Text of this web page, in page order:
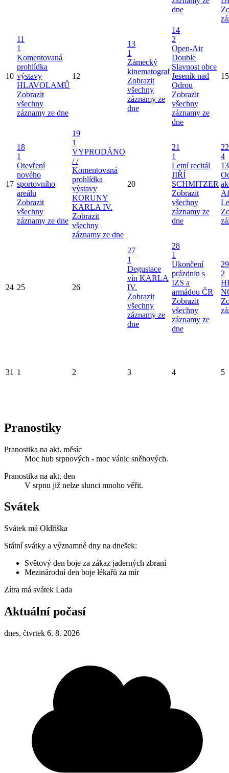
dne
10
11
1
Komentovaná
prohlídka
výstavy
HLAVOLAMŮ
Zobrazit
všechny
záznamy ze dne
12
13
1
Zámecký
kinematograf
Zobrazit
všechny
záznamy ze
dne
14
2
Open-Air
Double
Slavnost obce
Jeseník nad
Odrou
Zobrazit
všechny
záznamy ze
dne
15
17
18
1
Otevření
nového
sportovního
areálu
Zobrazit
všechny
záznamy ze dne
19
1
VYPRODÁNO
/ /
Komentovaná
prohlídka
výstavy
KORUNY
KARLA IV.
Zobrazit
všechny
záznamy ze dne
20
21
1
Letní recitál
JIŘÍ
SCHMITZER
Zobrazit
všechny
záznamy ze
dne
22
4
24 25 26
27
1
Degustace
vín KARLA
IV.
Zobrazit
všechny
záznamy ze
dne
28
1
Ukončení
prázdnin s
IZS a
armádou ČR
Zobrazit
všechny
záznamy ze
dne
29
2
31 1 2 3 4 5
Pranostiky
Pranostika na akt. měsíc
Moc hub srpnových - moc vánic sněhových.
Pranostika na akt. den
V srpnu již nelze slunci mnoho věřit.
Svátek
Svátek má Oldřiška
Státní svátky a významné dny na dnešek:
Světový den boje za zákaz jaderných zbraní
Mezinárodní den boje lékařů za mír
Zítra má svátek Lada
Aktuální počasí
dnes, čtvrtek 6. 8. 2026